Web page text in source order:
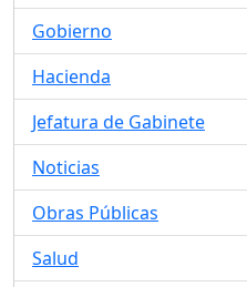
Gobierno
Hacienda
Jefatura de Gabinete
Noticias
Obras Públicas
Salud